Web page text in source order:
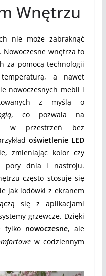
Wnętrzu
nie może zabraknąć
wnętrza to
za pomocą technologii
a nawet
nowoczesnych mebli i
z myślą o
, co pozwala na
w przestrzeń bez
oświetlenie LED
zmieniając kolor czy
pory dnia i nastroju.
często stosuje się
jak lodówki z ekranem
się z aplikacjami
grzewcze. Dzięki
tylko nowoczesne, ale
w codziennym